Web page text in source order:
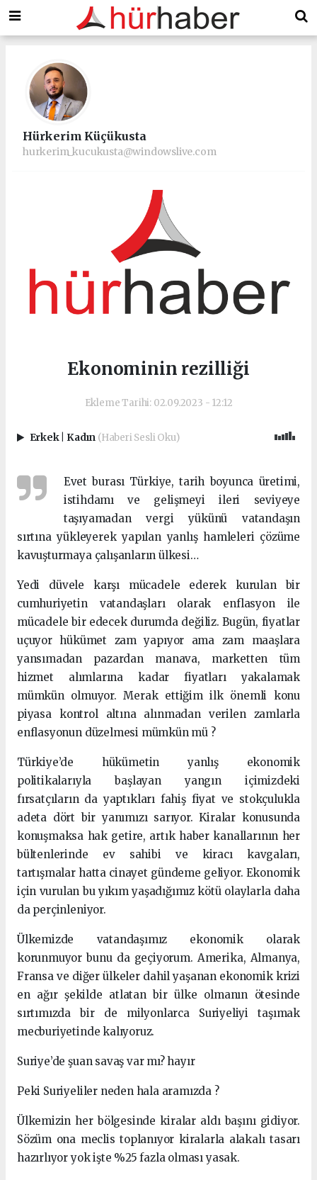
Hürkerim Küçükusta
hurkerim_kucukusta@windowslive.com
Ekonominin rezilliği
Ekleme Tarihi: 02.09.2023 - 12:12
Erkek Kadın (Haberi Sesli Oku)
Evet burası Türkiye, tarih boyunca üretimi,
istihdamı ve gelişmeyi ileri seviyeye
taşıyamadan vergi yükünü vatandaşın
sırtına yükleyerek yapılan yanlış hamleleri çözüme
kavuşturmaya çalışanların ülkesi…
Yedi düvele karşı mücadele ederek kurulan bir
cumhuriyetin vatandaşları olarak enflasyon ile
mücadele bir edecek durumda değiliz. Bugün, fiyatlar
uçuyor hükümet zam yapıyor ama zam maaşlara
yansımadan pazardan manava, marketten tüm
hizmet alımlarına kadar fiyatları yakalamak
mümkün olmuyor. Merak ettiğim ilk önemli konu
piyasa kontrol altına alınmadan verilen zamlarla
enflasyonun düzelmesi mümkün mü ?
Türkiye’de hükümetin yanlış ekonomik
politikalarıyla başlayan yangın içimizdeki
fırsatçıların da yaptıkları fahiş fiyat ve stokçulukla
adeta dört bir yanımızı sarıyor. Kiralar konusunda
konuşmaksa hak getire, artık haber kanallarının her
bültenlerinde ev sahibi ve kiracı kavgaları,
tartışmalar hatta cinayet gündeme geliyor. Ekonomik
için vurulan bu yıkım yaşadığımız kötü olaylarla daha
da perçinleniyor.
Ülkemizde vatandaşımız ekonomik olarak
korunmuyor bunu da geçiyorum. Amerika, Almanya,
Fransa ve diğer ülkeler dahil yaşanan ekonomik krizi
en ağır şekilde atlatan bir ülke olmanın ötesinde
sırtımızda bir de milyonlarca Suriyeliyi taşımak
mecburiyetinde kalıyoruz.
Suriye’de şuan savaş var mı? hayır
Peki Suriyeliler neden hala aramızda ?
Ülkemizin her bölgesinde kiralar aldı başını gidiyor.
Sözüm ona meclis toplanıyor kiralarla alakalı tasarı
hazırlıyor yok işte %25 fazla olması yasak.